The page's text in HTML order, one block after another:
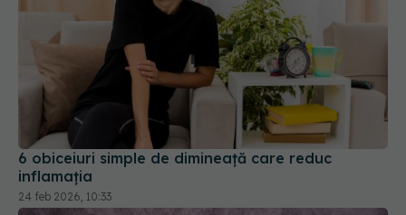
6 obiceiuri simple de dimineață care reduc
inflamația
24 feb 2026, 10:33